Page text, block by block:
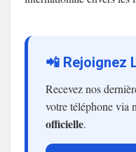
📲 Rejoignez
Recevez nos
votre téléphone via
officielle.